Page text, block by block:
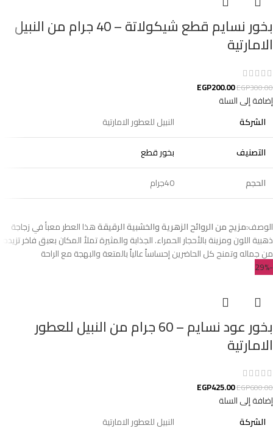
بخور نسايم قطع شيكولاتة – 40 جرام من النبيل
الامارتية
EGP300.00
EGP200.00
إضافة إلى السلة
الشركة
النبيل للعطور الامارتية
التصنيف
بخور قطع
الحجم
40جرام
الوصف:مزيج من الروائح الزهرية والخشبية الرقيقةهذا العطر معبأ في زجاجة
ذهبية اللون ومزينة بالأحجار الحمراء. الجذابة والمثيرة تملأ المكان بعبق فاخر تزيده
من جماله وتمنح كل الحاضرين إحساساً عالياً بالمتعة والبهجة مع الراحة
-29%
بخور عود نسايم – 60 جرام من النبيل للعطور
الامارتية
EGP600.00
EGP425.00
إضافة إلى السلة
الشركة
النبيل للعطور الامارتية